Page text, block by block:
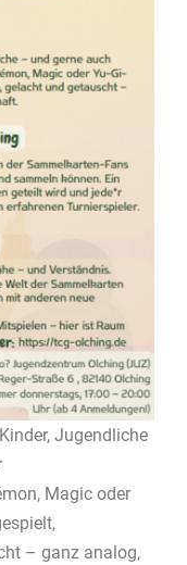
Jugendliche
Magic oder
– ganz analog,